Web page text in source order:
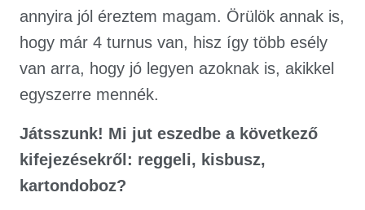
annyira jól éreztem magam. Örülök annak is,
hogy már 4 turnus van, hisz így több esély
van arra, hogy jó legyen azoknak is, akikkel
egyszerre mennék.
Játsszunk! Mi jut eszedbe a következő
kifejezésekről: reggeli, kisbusz,
kartondoboz?